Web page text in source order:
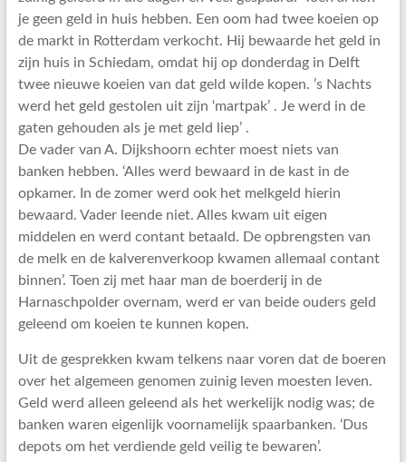
je geen geld in huis hebben. Een oom had twee koeien op
de markt in Rotterdam verkocht. Hij bewaarde het geld in
zijn huis in Schiedam, omdat hij op donderdag in Delft
twee nieuwe koeien van dat geld wilde kopen. ’s Nachts
werd het geld gestolen uit zijn ‘martpak’ . Je werd in de
gaten gehouden als je met geld liep’ .
De vader van A. Dijkshoorn echter moest niets van
banken hebben. ‘Alles werd bewaard in de kast in de
opkamer. In de zomer werd ook het melkgeld hierin
bewaard. Vader leende niet. Alles kwam uit eigen
middelen en werd contant betaald. De opbrengsten van
de melk en de kalverenverkoop kwamen allemaal contant
binnen’. Toen zij met haar man de boerderij in de
Harnaschpolder overnam, werd er van beide ouders geld
geleend om koeien te kunnen kopen.
Uit de gesprekken kwam telkens naar voren dat de boeren
over het algemeen genomen zuinig leven moesten leven.
Geld werd alleen geleend als het werkelijk nodig was; de
banken waren eigenlijk voornamelijk spaarbanken. ‘Dus
depots om het verdiende geld veilig te bewaren’.